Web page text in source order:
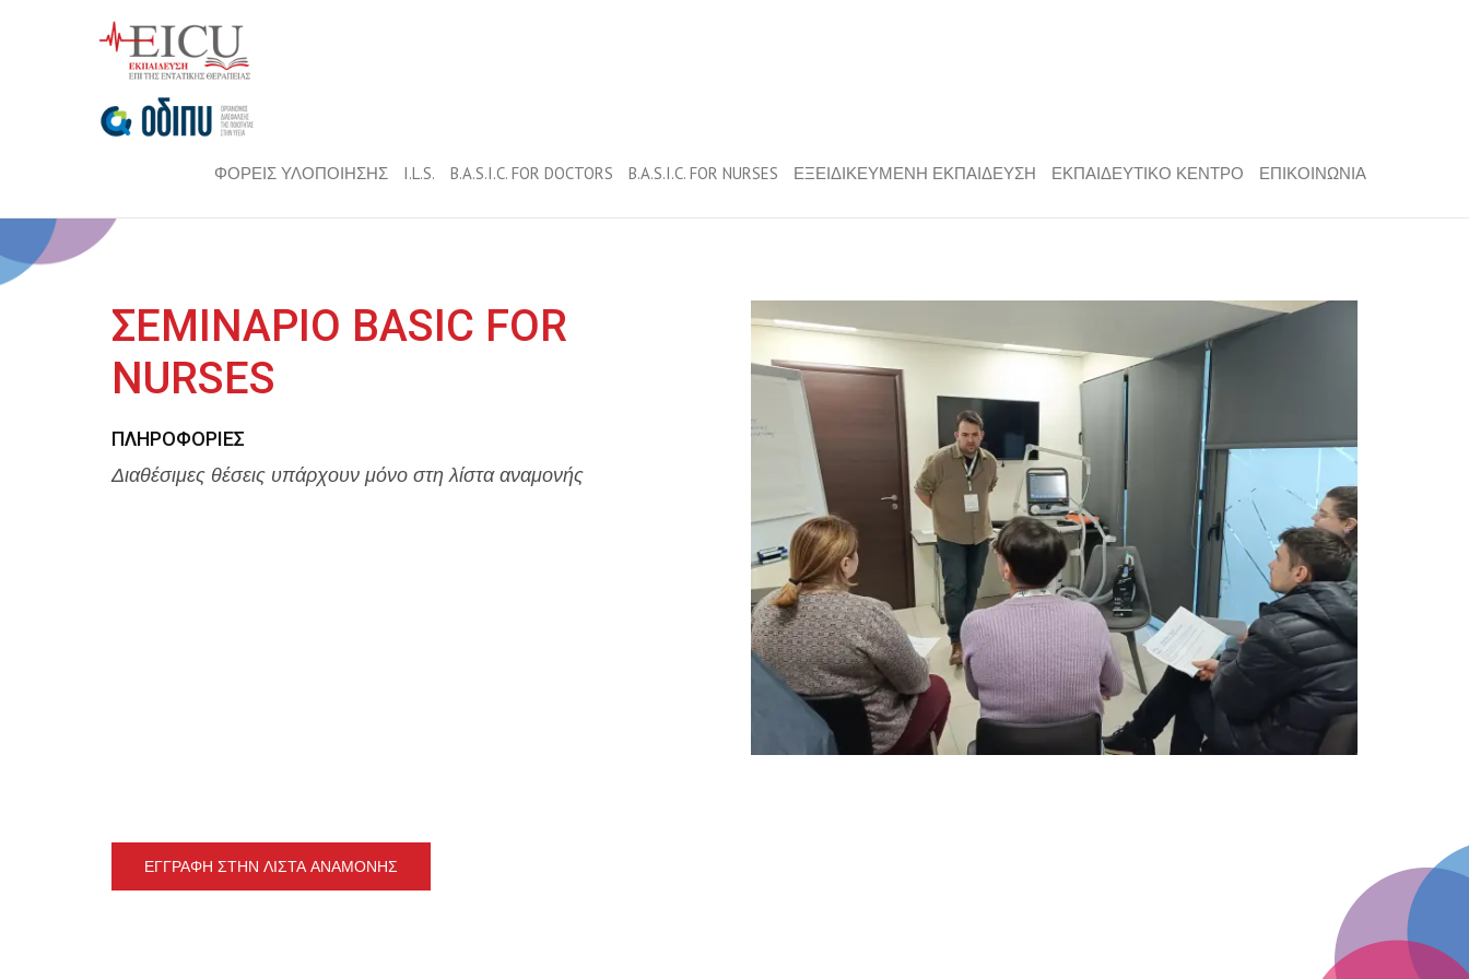
ΦΟΡΕΙΣ ΥΛΟΠΟΙΗΣΗΣ I.L.S. B.A.S.I.C. FOR DOCTORS B.A.S.I.C. FOR NURSES ΕΞΕΙΔΙΚΕΥΜΕΝΗ ΕΚΠΑΙΔΕΥΣΗ ΕΚΠΑΙΔΕΥΤΙΚΟ ΚΕΝΤΡΟ ΕΠΙΚΟΙΝΩΝΙΑ
ΣΕΜΙΝΑΡΙΟ BASIC FOR
NURSES
ΠΛΗΡΟΦΟΡΊΕΣ
Διαθέσιμες θέσεις υπάρχουν μόνο στη λίστα αναμονής
ΕΓΓΡΑΦΉ ΣΤΗΝ ΛΊΣΤΑ ΑΝΑΜΟΝΉΣ